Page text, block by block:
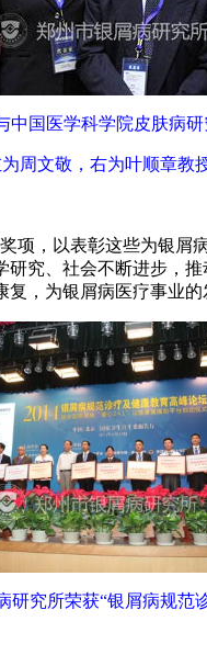
中国医学科学院皮肤病
为周文敬，右为叶顺章教
项，以表彰这些为银
究、社会不断进步，
，为银屑病医疗事业的
研究所荣获“银屑病规范